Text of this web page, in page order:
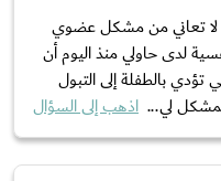
لا تعاني من مشكل عضوي
لدى حاولي منذ اليوم أن
تؤدي بالطفلة إلى التبول
لي... اذهب إلى السؤال